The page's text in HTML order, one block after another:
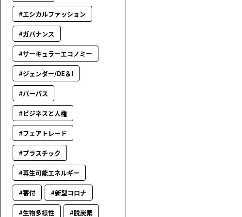
#エシカルファッション
#ガバナンス
#サーキュラーエコノミー
#ジェンダー/DE＆I
#パーパス
#ビジネスと人権
#フェアトレード
#プラスチック
#再生可能エネルギー
#寄付 #新型コロナ
#生物多様性 #脱炭素